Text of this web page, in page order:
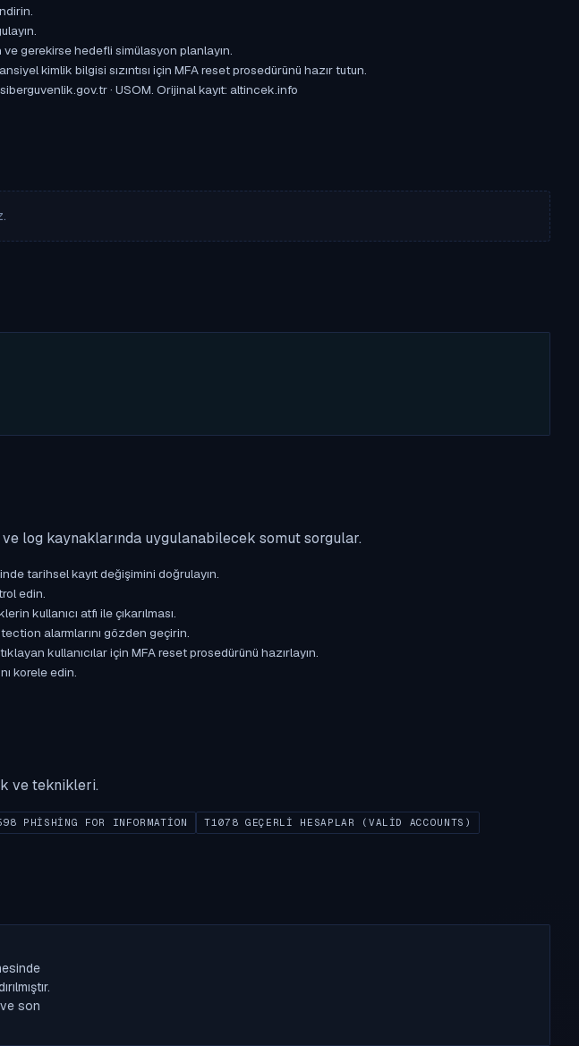
ve gerekirse hedefli simülasyon planlayın.
kimlik bilgisi sızıntısı için MFA reset prosedürünü hazır tutun.
· USOM. Orijinal kayıt: altincek.info
log kaynaklarında uygulanabilecek somut sorgular.
tarihsel kayıt değişimini doğrulayın.
edin.
kullanıcı atfı ile çıkarılması.
alarmlarını gözden geçirin.
kullanıcılar için MFA reset prosedürünü hazırlayın.
korele edin.
ve teknikleri.
PHISHING FOR INFORMATION T1078 GEÇERLI HESAPLAR (VALID ACCOUNTS)
son